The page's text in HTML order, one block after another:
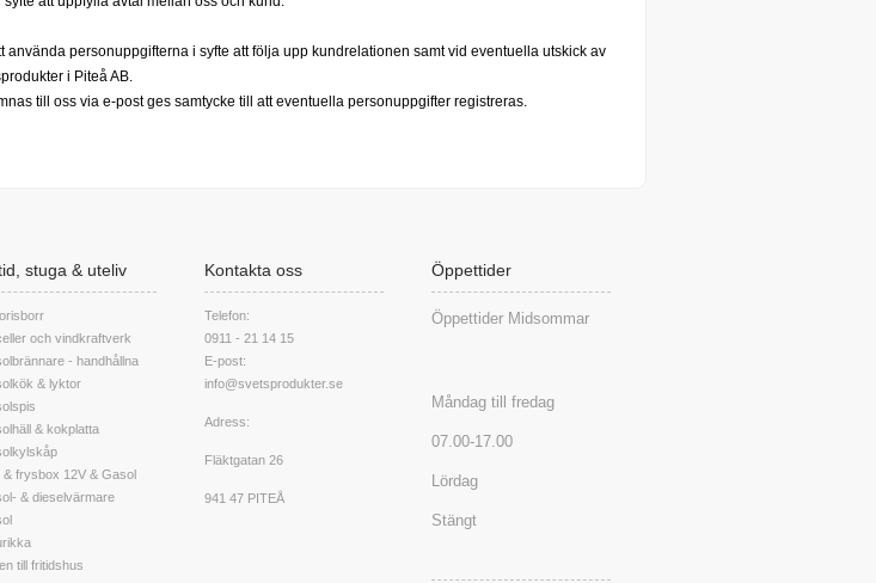
använda personuppgifterna i syfte att följa upp kundrelationen samt vid eventuella utskick av
i Piteå AB.
till oss via e-post ges samtycke till att eventuella personuppgifter registreras.
stuga & uteliv
och vindkraftverk
- handhållna
& lyktor
& kokplatta
& frysbox 12V & Gasol
& dieselvärmare
till fritidshus
Kontakta oss
Telefon:
0911 - 21 14 15
E-post:
info@svetsprodukter.se
Adress:
Fläktgatan 26
941 47 PITEÅ
Öppettider
Öppettider Midsommar
Måndag till fredag
07.00-17.00
Lördag
Stängt